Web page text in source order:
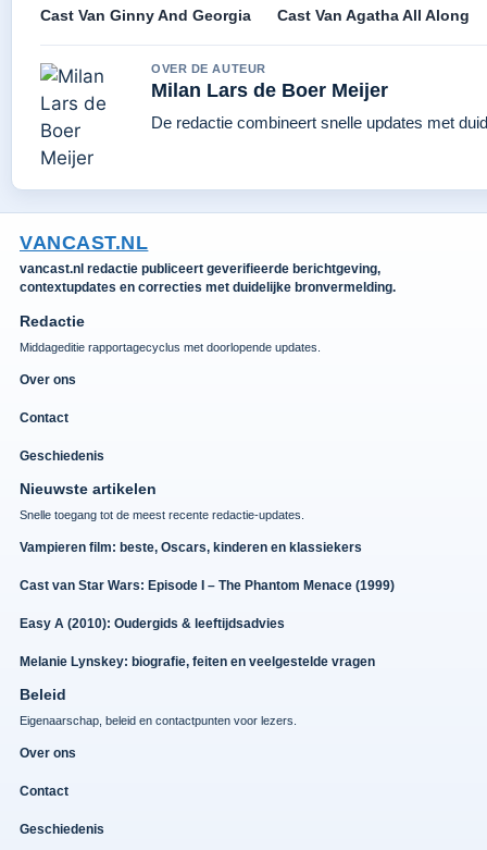
Cast Van Ginny And Georgia Cast Van Agatha All Along
OVER DE AUTEUR
Milan Lars de Boer Meijer
De redactie combineert snelle updates met
VANCAST.NL
vancast.nl redactie publiceert geverifieerde berichtgeving,
contextupdates en correcties met duidelijke bronvermelding.
Redactie
Middageditie rapportagecyclus met doorlopende updates.
Over ons
Contact
Geschiedenis
Nieuwste artikelen
Snelle toegang tot de meest recente redactie-updates.
Vampieren film: beste, Oscars, kinderen en klassiekers
Cast van Star Wars: Episode I – The Phantom Menace (1999)
Easy A (2010): Oudergids & leeftijdsadvies
Melanie Lynskey: biografie, feiten en veelgestelde vragen
Beleid
Eigenaarschap, beleid en contactpunten voor lezers.
Over ons
Contact
Geschiedenis